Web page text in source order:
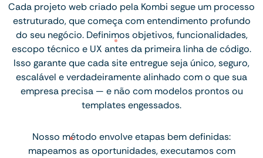
Cada projeto web criado pela Kombi segue um processo
estruturado, que começa com entendimento profundo
do seu negócio. Definimos objetivos, funcionalidades,
escopo técnico e UX antes da primeira linha de código.
Isso garante que cada site entregue seja único, seguro,
escalável e verdadeiramente alinhado com o que sua
empresa precisa — e não com modelos prontos ou
templates engessados.
Nosso método envolve etapas bem definidas:
mapeamos as oportunidades, executamos com